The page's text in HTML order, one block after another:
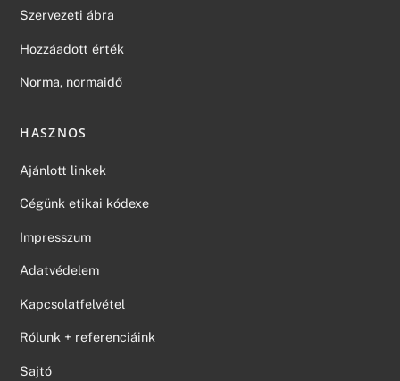
Szervezeti ábra
Hozzáadott érték
Norma, normaidő
HASZNOS
Ajánlott linkek
Cégünk etikai kódexe
Impresszum
Adatvédelem
Kapcsolatfelvétel
Rólunk + referenciáink
Sajtó